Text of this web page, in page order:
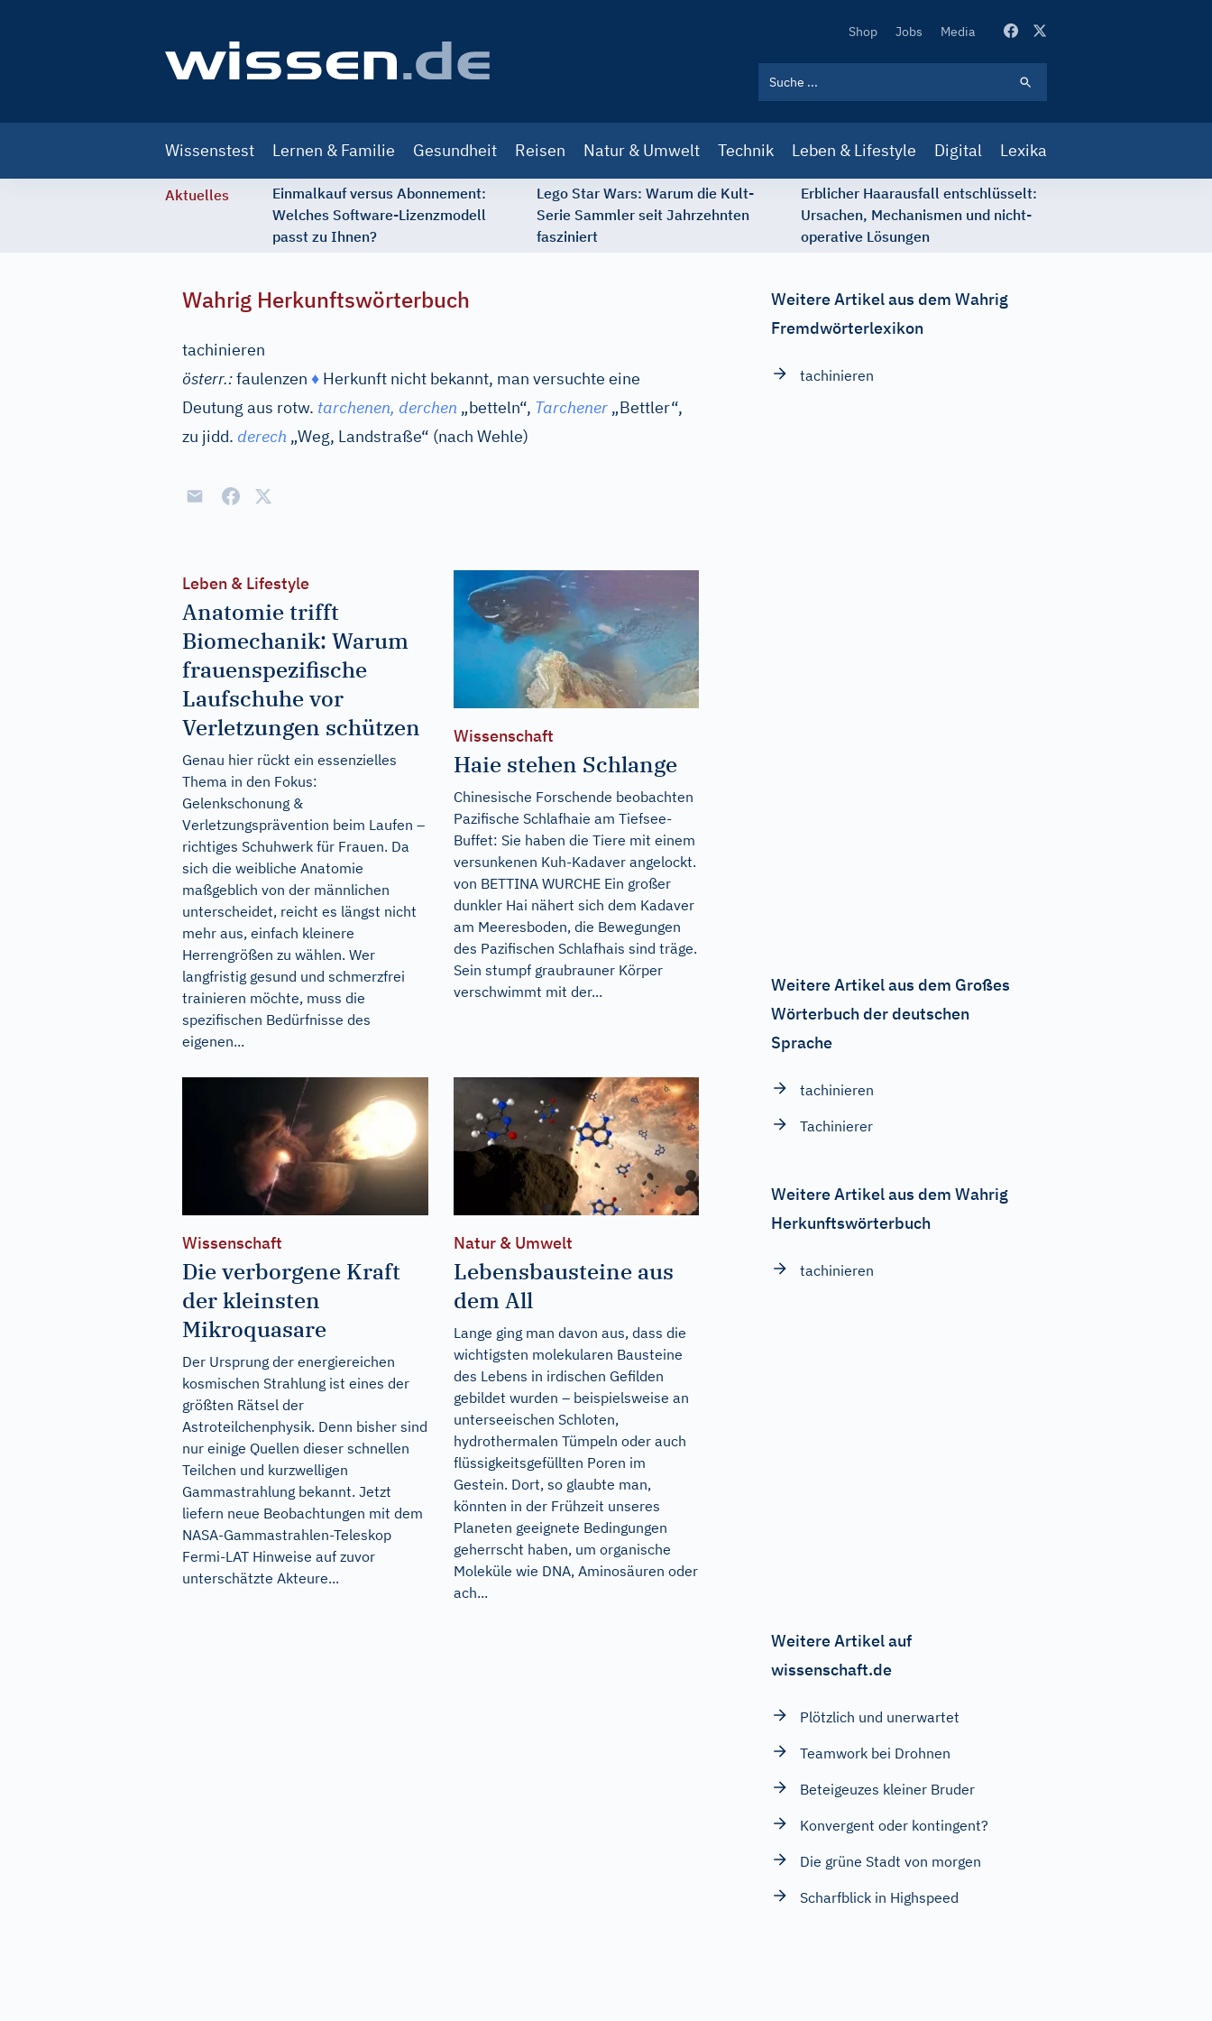
Secondary
Shop Jobs Media
navigation
Wissenstest Lernen & Familie Gesundheit Reisen Natur & Umwelt Technik Leben & Lifestyle Digital Lexika
Aktuelles
Einmalkauf versus Abonnement:
Welches Software-Lizenzmodell
passt zu Ihnen?
Lego Star Wars: Warum die Kult-
Serie Sammler seit Jahrzehnten
fasziniert
Erblicher Haarausfall entschlüsselt:
Ursachen, Mechanismen und nicht-
operative Lösungen
Wahrig Herkunftswörterbuch
tachinieren
österr.:faulenzen ♦ Herkunft nicht bekannt, man versuchte eine
Deutung aus rotw. tarchenen, derchen „betteln“, Tarchener „Bettler“,
zu jidd. derech „Weg, Landstraße“ (nach Wehle)
Leben & Lifestyle
Anatomie trifft
Biomechanik: Warum
frauenspezifische
Laufschuhe vor
Verletzungen schützen
Genau hier rückt ein essenzielles
Thema in den Fokus:
Gelenkschonung &
Verletzungsprävention beim Laufen –
richtiges Schuhwerk für Frauen. Da
sich die weibliche Anatomie
maßgeblich von der männlichen
unterscheidet, reicht es längst nicht
mehr aus, einfach kleinere
Herrengrößen zu wählen. Wer
langfristig gesund und schmerzfrei
trainieren möchte, muss die
spezifischen Bedürfnisse des
eigenen...
Wissenschaft
Haie stehen Schlange
Chinesische Forschende beobachten
Pazifische Schlafhaie am Tiefsee-
Buffet: Sie haben die Tiere mit einem
versunkenen Kuh-Kadaver angelockt.
von BETTINA WURCHE Ein großer
dunkler Hai nähert sich dem Kadaver
am Meeresboden, die Bewegungen
des Pazifischen Schlafhais sind träge.
Sein stumpf graubrauner Körper
verschwimmt mit der...
Wissenschaft
Die verborgene Kraft
der kleinsten
Mikroquasare
Der Ursprung der energiereichen
kosmischen Strahlung ist eines der
größten Rätsel der
Astroteilchenphysik. Denn bisher sind
nur einige Quellen dieser schnellen
Teilchen und kurzwelligen
Gammastrahlung bekannt. Jetzt
liefern neue Beobachtungen mit dem
NASA-Gammastrahlen-Teleskop
Fermi-LAT Hinweise auf zuvor
unterschätzte Akteure...
Natur & Umwelt
Lebensbausteine aus
dem All
Lange ging man davon aus, dass die
wichtigsten molekularen Bausteine
des Lebens in irdischen Gefilden
gebildet wurden – beispielsweise an
unterseeischen Schloten,
hydrothermalen Tümpeln oder auch
flüssigkeitsgefüllten Poren im
Gestein. Dort, so glaubte man,
könnten in der Frühzeit unseres
Planeten geeignete Bedingungen
geherrscht haben, um organische
Moleküle wie DNA, Aminosäuren oder
ach...
Weitere Artikel aus dem Wahrig
Fremdwörterlexikon
tachinieren
Weitere Artikel aus dem Großes
Wörterbuch der deutschen
Sprache
tachinieren
Tachinierer
Weitere Artikel aus dem Wahrig
Herkunftswörterbuch
tachinieren
Weitere Artikel auf
wissenschaft.de
Plötzlich und unerwartet
Teamwork bei Drohnen
Beteigeuzes kleiner Bruder
Konvergent oder kontingent?
Die grüne Stadt von morgen
Scharfblick in Highspeed